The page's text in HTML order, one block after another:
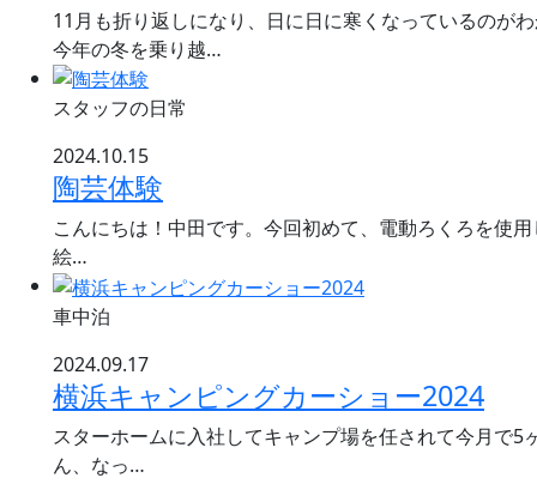
11月も折り返しになり、日に日に寒くなっているのが
今年の冬を乗り越…
スタッフの日常
2024.10.15
陶芸体験
こんにちは！中田です。今回初めて、電動ろくろを使
絵…
車中泊
2024.09.17
横浜キャンピングカーショー2024
スターホームに入社してキャンプ場を任されて今月で
ん、なっ…